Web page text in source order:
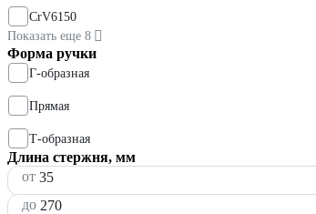
CrV6150
Показать еще 8
Форма ручки
Г-образная
Прямая
Т-образная
Длина стержня, мм
от
до